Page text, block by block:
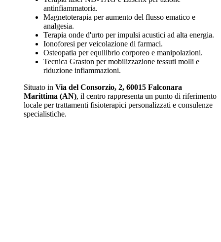
antinfiammatoria.
Magnetoterapia per aumento del flusso ematico e
analgesia.
Terapia onde d'urto per impulsi acustici ad alta energia.
Ionoforesi per veicolazione di farmaci.
Osteopatia per equilibrio corporeo e manipolazioni.
Tecnica Graston per mobilizzazione tessuti molli e
riduzione infiammazioni.
Situato in Via del Consorzio, 2, 60015 Falconara
Marittima (AN), il centro rappresenta un punto di riferimento
locale per trattamenti fisioterapici personalizzati e consulenze
specialistiche.